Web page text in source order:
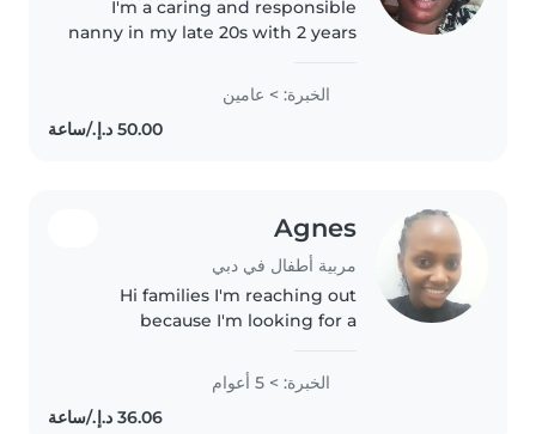
I'm a caring and responsible
nanny in my late 20s with 2 years
toddlers, preschoolers, and
gradeschoolers. I have
experience with children with
الخبرة: > عامين
Agnes
مربية أطفال في دبي
Hi families I'm reaching out
because I'm looking for a
5 years of experience caring for
children and managing
الخبرة: > 5 أعوام